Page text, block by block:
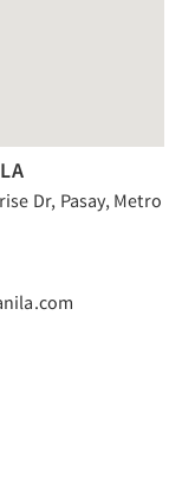
Dr, Pasay, Metro